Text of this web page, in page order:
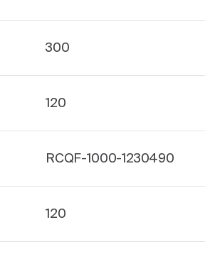
300
120
RCQF-1000-1230490
120